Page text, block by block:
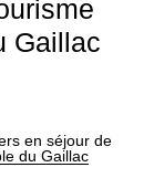
Gaillac
en séjour de
du Gaillac